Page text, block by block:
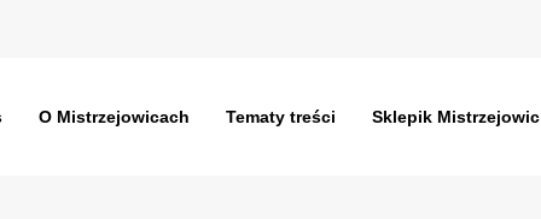
O Mistrzejowicach Tematy treści Sklepik